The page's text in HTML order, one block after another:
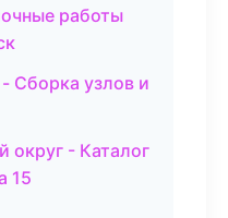
работы
Сборка узлов и
- Каталог
15